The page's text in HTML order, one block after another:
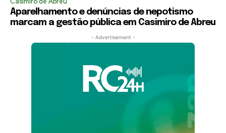
Aparelhamento e denúncias de nepotismo
marcam a gestão pública em Casimiro de Abreu
- Advertisement -